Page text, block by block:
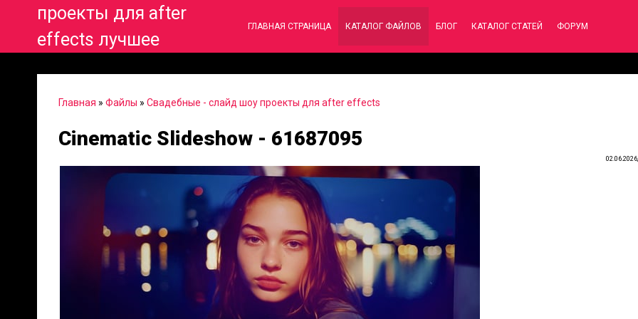
проекты для after
effects лучшее
ГЛАВНАЯ СТРАНИЦА КАТАЛОГ ФАЙЛОВ БЛОГ КАТАЛОГ СТАТЕЙ ФОРУМ
Главная » Файлы » Свадебные - слайд шоу проекты для after effects
Cinematic Slideshow - 61687095